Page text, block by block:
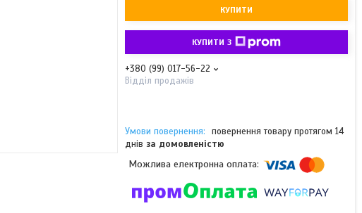
КУПИТИ
КУПИТИ З
+380 (99) 017-56-22
Відділ продажів
повернення товару протягом 14
днів за домовленістю